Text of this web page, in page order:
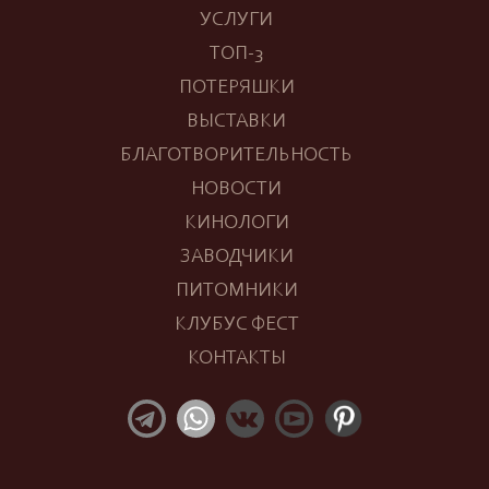
УСЛУГИ
ТОП-3
ПОТЕРЯШКИ
ВЫСТАВКИ
БЛАГОТВОРИТЕЛЬНОСТЬ
НОВОСТИ
КИНОЛОГИ
ЗАВОДЧИКИ
ПИТОМНИКИ
КЛУБУС ФЕСТ
КОНТАКТЫ